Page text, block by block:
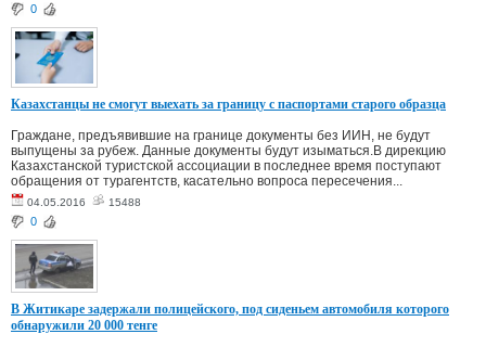
0
Казахстанцы не смогут выехать за границу с паспортами старого образца
Граждане, предъявившие на границе документы без ИИН, не будут
выпущены за рубеж. Данные документы будут изыматься.В дирекцию
Казахстанской туристской ассоциации в последнее время поступают
обращения от турагентств, касательно вопроса пересечения...
04.05.2016 15488
0
В Житикаре задержали полицейского, под сиденьем автомобиля которого
обнаружили 20 000 тенге